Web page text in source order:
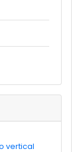
vertical